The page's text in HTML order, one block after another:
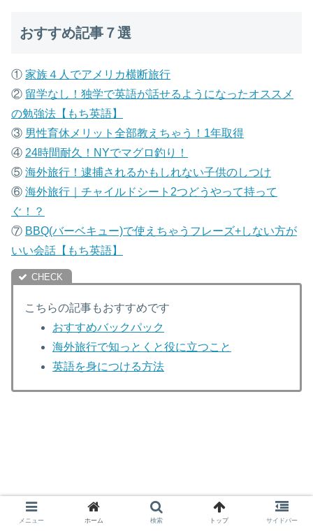
おすすめ記事７選
① 家族４人でアメリカ横断旅行
② 留学なし！独学で英語が話せるようになったオススメ
の勉強法【もち英語】
③ 男性育休メリット全部教えちゃう！1年取得
④ 24時間耐久！NYでマグロ釣り！
⑤ 海外旅行！逮捕されるかもしれない子供のしつけ
⑥ 海外旅行｜チャイルドシート2つどうやって持って
ぐ！？
⑦ BBQ(バーベキュー)で使えちゃうフレーズ+しない方が
いい会話【もち英語】
こちらの記事もおすすめです
おすすめバックパック
海外旅行で知っとくと役に立つこと
英語を身につける方法
メニュー ホーム 検索 トップ サイドバー